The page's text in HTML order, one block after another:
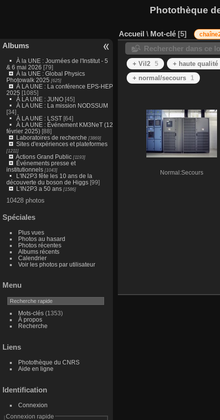
Photothèque
Albums
À la UNE : Journées de l'Institut - 5
& 6 mai 2026 [79]
À la UNE : Global Physics
Photowalk 2025 [625]
À LA UNE : La conférence EPS-HEP
2025 [1085]
À LA UNE : JUNO [45]
À LA UNE : La mission NODSSUM
[34]
À LA UNE : LSST[64]
À LA UNE : Événement KM3NeT (12
février 2025)[88]
Laboratoires de recherche [3869]
Sites d'expériences et plateformes
[1211]
Actions Grand Public[1193]
Événements presse et
institutionnels[1043]
L'IN2P3 fête les 10 ans de la
découverte du boson de Higgs[99]
L'IN2P3 a 50 ans[1586]
10428 photos
Spéciales
Plus vues
Photos au hasard
Photos récentes
Albums récents
Calendrier
Voir les photos par utilisateur
Menu
Mots-clés(1353)
À propos
Recherche
Liens
Photothèque du CNRS
Aide en ligne
Identification
Connexion
Connexion rapide
Accueil \ Mot-clé 5
Rechercher dans ce
+ Vil2 5
+ haute qualité
+ normal/secours
1
Normal:Secours